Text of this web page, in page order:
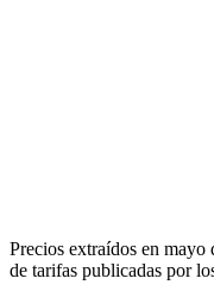
Precios extraídos en
de tarifas publicadas por